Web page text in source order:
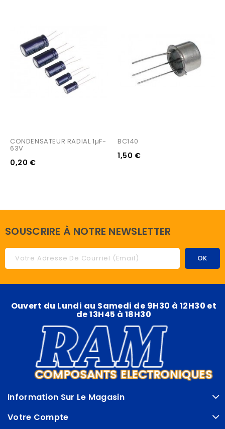
CONDENSATEUR RADIAL 1µF-
63V
0,20 €
BC140
1,50 €
SOUSCRIRE À NOTRE NEWSLETTER
Ouvert du Lundi au Samedi de 9H30 à 12H30 et
de 13H45 à 18H30
Information Sur Le Magasin
Votre Compte